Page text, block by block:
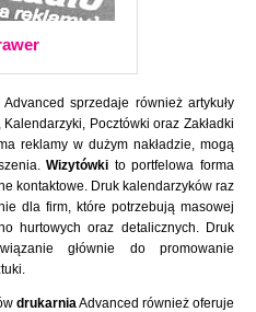
sprzedaje również artykuły
Pocztówki oraz Zakładki
reklamy w dużym nakładzie, mogą
Wizytówki to portfelowa forma
kontaktowe. Druk kalendarzyków raz
dla firm, które potrzebują masowej
hurtowych oraz detalicznych. Druk
głównie do promowanie
drukarniaAdvanced również oferuje